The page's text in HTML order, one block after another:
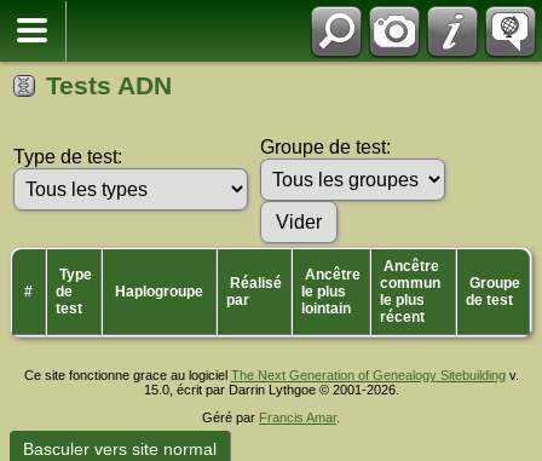
Tests ADN
Type de test: Groupe de test:
#
Type
de
test
Haplogroupe
Réalisé
par
Ancêtre
le plus
lointain
Ancêtre
commun
le plus
récent
Groupe
de test
Ce site fonctionne grace au logiciel The Next Generation of Genealogy Sitebuildingv.
15.0, écrit par Darrin Lythgoe © 2001-2026.
Géré par Francis Amar.
Basculer vers site normal